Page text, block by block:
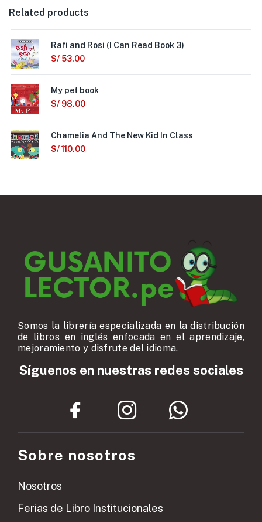
Related products
Rafi and Rosi (I Can Read Book 3)
S/ 53.00
My pet book
S/ 98.00
Chamelia And The New Kid In Class
S/110.00
Somos la librería especializada en la distribución
de libros en inglés enfocada en el aprendizaje,
mejoramiento y disfrute del idioma.
Síguenos en nuestras redes sociales
Sobre nosotros
Nosotros
Ferias de Libro Institucionales